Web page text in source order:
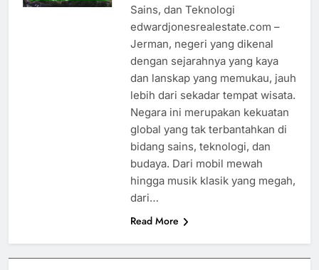
Sains, dan Teknologi
edwardjonesrealestate.com –
Jerman, negeri yang dikenal
dengan sejarahnya yang kaya
dan lanskap yang memukau, jauh
lebih dari sekadar tempat wisata.
Negara ini merupakan kekuatan
global yang tak terbantahkan di
bidang sains, teknologi, dan
budaya. Dari mobil mewah
hingga musik klasik yang megah,
dari…
Read More